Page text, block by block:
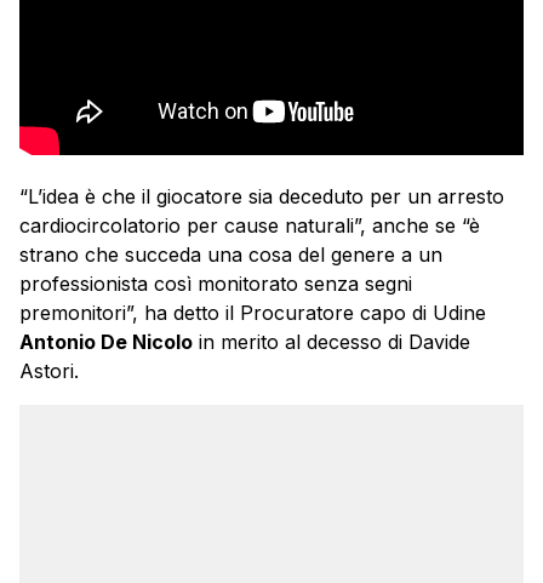
“L’idea è che il giocatore sia deceduto per un arresto
cardiocircolatorio per cause naturali”, anche se “è
strano che succeda una cosa del genere a un
professionista così monitorato senza segni
premonitori”, ha detto il Procuratore capo di Udine
Antonio De Nicolo in merito al decesso di Davide
Astori.